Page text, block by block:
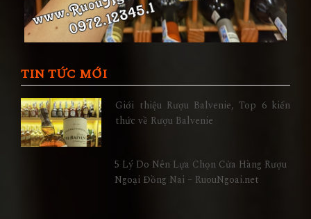
TIN TỨC MỚI
Giới thiệu Rượu Balvenie, Top 6 kiến
thức về Rượu Balvenie
5 Lý Do Nên Lựa Chọn Cửa Hàng Rượu
Ngoại Đồng Nai – RuouNgoai.net